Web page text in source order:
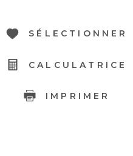
SÉLECTIONNER
CALCULATRICE
IMPRIMER